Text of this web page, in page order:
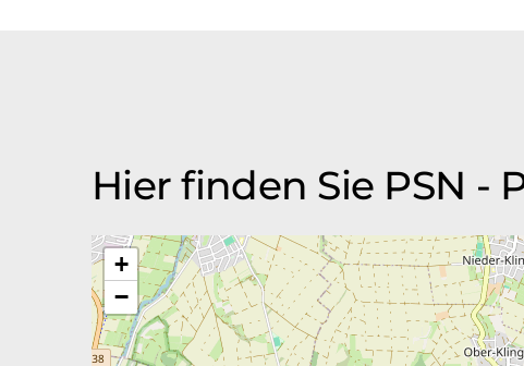
Hier finden Sie PSN -
+
−